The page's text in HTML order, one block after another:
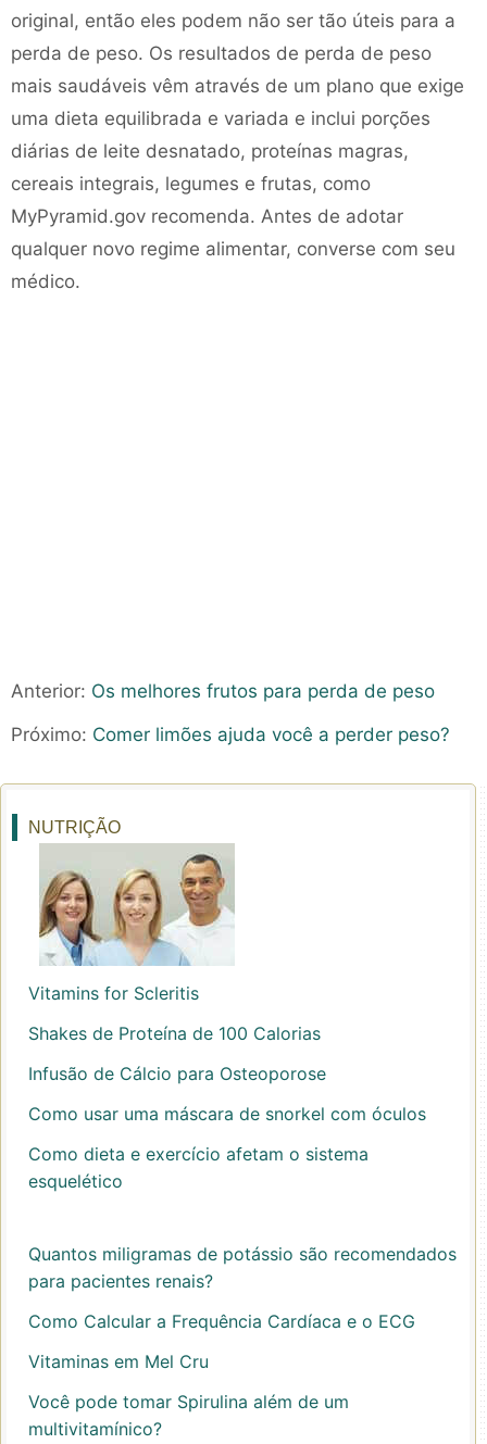
original, então eles podem não ser tão úteis para a
perda de peso. Os resultados de perda de peso
mais saudáveis ​​vêm através de um plano que exige
uma dieta equilibrada e variada e inclui porções
diárias de leite desnatado, proteínas magras,
cereais integrais, legumes e frutas, como
MyPyramid.gov recomenda. Antes de adotar
qualquer novo regime alimentar, converse com seu
médico.
Anterior: Os melhores frutos para perda de peso
Próximo: Comer limões ajuda você a perder peso?
NUTRIÇÃO
Vitamins for Scleritis
Shakes de Proteína de 100 Calorias
Infusão de Cálcio para Osteoporose
Como usar uma máscara de snorkel com óculos
Como dieta e exercício afetam o sistema
esquelético
Quantos miligramas de potássio são recomendados
para pacientes renais?
Como Calcular a Frequência Cardíaca e o ECG
Vitaminas em Mel Cru
Você pode tomar Spirulina além de um
multivitamínico?